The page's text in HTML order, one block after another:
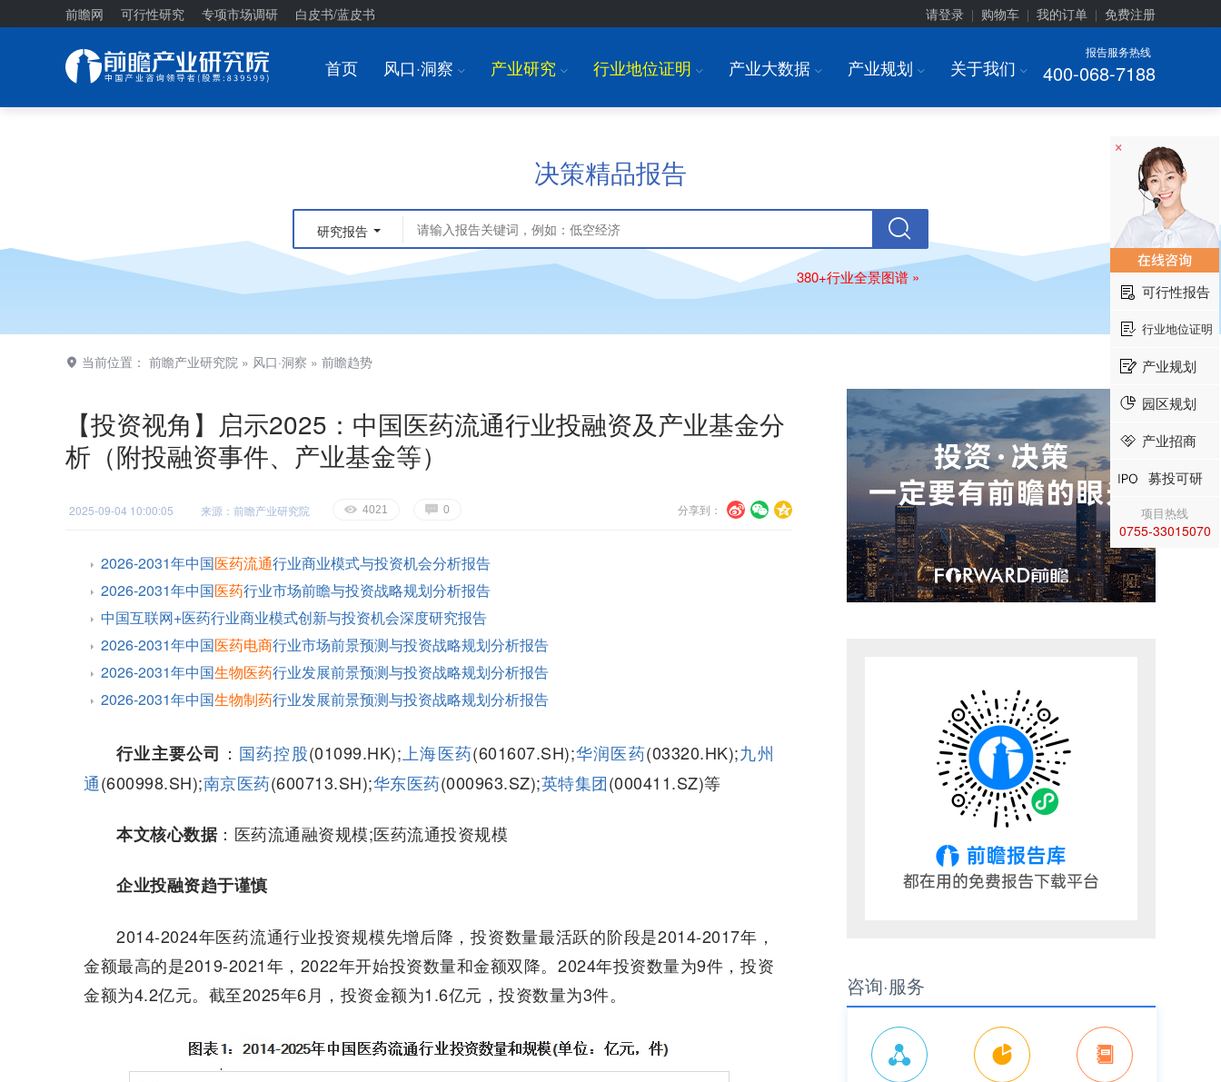
前瞻网 可行性研究 专项市场调研 白皮书/蓝皮书 请登录 购物车 我的订单 免费注册
报告服务热线
400-068-7188
首页 风口·洞察 I 产业研究 I 行业地位证明 I 产业大数据 I 产业规划 I 关于我们 I
决策精品报告
研究报告
380+行业全景图谱 »
当前位置： 前瞻产业研究院 » 风口·洞察 » 前瞻趋势
【投资视角】启示2025：中国医药流通行业投融资及产业基金分
析（附投融资事件、产业基金等）
U V c
分享到：
2025-09-04 10:00:05 来源：前瞻产业研究院 E 4021 G 0
2026-2031年中国医药流通行业商业模式与投资机会分析报告
2026-2031年中国医药行业市场前瞻与投资战略规划分析报告
中国互联网+医药行业商业模式创新与投资机会深度研究报告
2026-2031年中国医药电商行业市场前景预测与投资战略规划分析报告
2026-2031年中国生物医药行业发展前景预测与投资战略规划分析报告
2026-2031年中国生物制药行业发展前景预测与投资战略规划分析报告
行业主要公司 ： 国药控股(01099.HK); 上海医药(601607.SH);华润医药(03320.HK);九州
通(600998.SH);南京医药(600713.SH);华东医药(000963.SZ);英特集团(000411.SZ)等
本文核心数据：医药流通融资规模;医药流通投资规模
企业投融资趋于谨慎
2014-2024年医药流通行业投资规模先增后降，投资数量最活跃的阶段是2014-2017年，
金额最高的是2019-2021年，2022年开始投资数量和金额双降。2024年投资数量为9件，投资
金额为4.2亿元。截至2025年6月，投资金额为1.6亿元，投资数量为3件。
咨询·服务
×
可行性报告
行业地位证明
产业规划
园区规划
产业招商
募投可研
项目热线
0755-33015070